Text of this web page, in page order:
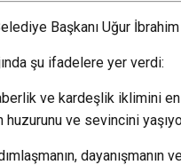
Başkanı Uğur
şu ifadelere yer verdi:
ve kardeşlik iklimini
huzurunu ve sevincini